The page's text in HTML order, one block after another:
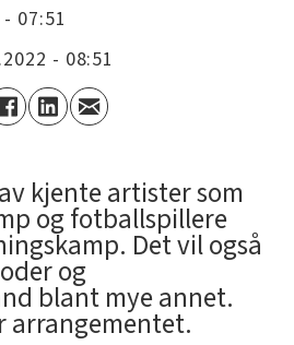
- 07:51
- 08:51
kjente artister som
og fotballspillere
Det vil også
og
blant mye annet.
arrangementet.